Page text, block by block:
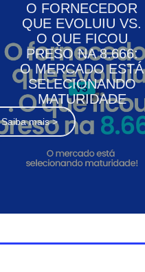
O FORNECEDOR
QUE EVOLUIU VS.
O QUE FICOU
PRESO NA 8.666:
O MERCADO ESTÁ
SELECIONANDO
MATURIDADE
Saiba mais >